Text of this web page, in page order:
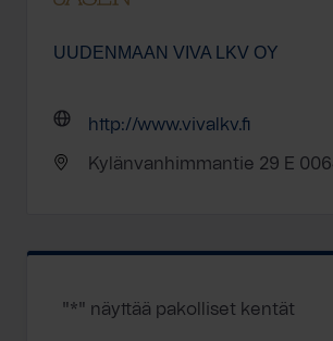
UUDENMAAN VIVA LKV OY
http://www.vivalkv.fi
Kylänvanhimmantie 29 E
"*" näyttää pakolliset kentät